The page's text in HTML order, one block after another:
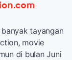
tayangan
movie
di bulan Juni